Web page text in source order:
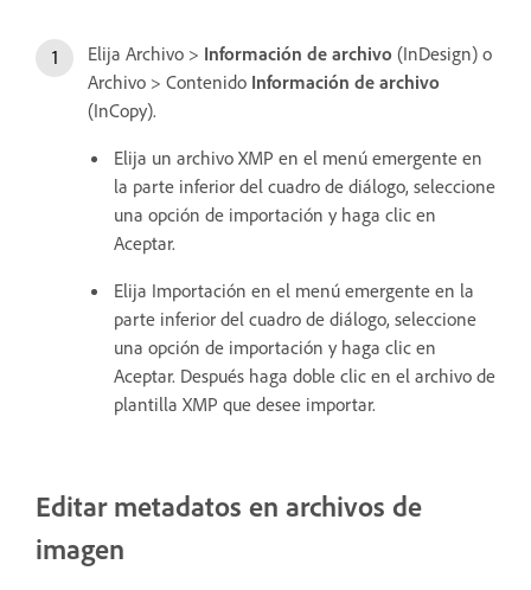
Elija Archivo > Información de archivo (InDesign) o
Archivo > Contenido Información de archivo
(InCopy).
Elija un archivo XMP en el menú emergente en
la parte inferior del cuadro de diálogo, seleccione
una opción de importación y haga clic en
Aceptar.
Elija Importación en el menú emergente en la
parte inferior del cuadro de diálogo, seleccione
una opción de importación y haga clic en
Aceptar. Después haga doble clic en el archivo de
plantilla XMP que desee importar.
Editar metadatos en archivos de
imagen